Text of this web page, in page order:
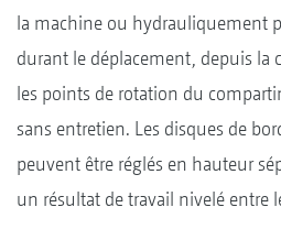
la machine ou hydrauliquement
durant le déplacement, depuis la
les points de rotation du
sans entretien. Les disques de
peuvent être réglés en hauteur
un résultat de travail nivelé entre